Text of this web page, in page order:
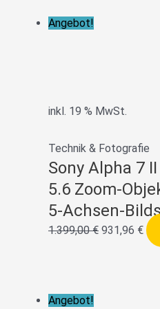
Angebot!
inkl. 19 % MwSt.
Technik & Fotografie
Sony Alpha 7
5.6 Zoom-
5-Achsen-
1.399,00€ 931,96 €
Angebot!